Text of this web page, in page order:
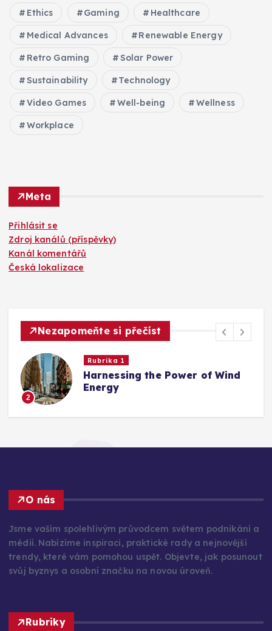
Ethics Gaming Healthcare
Medical Advances Renewable Energy
Retro Gaming Solar Power
Sustainability Technology
Video Games Well-being Wellness
Workplace
Meta
Přihlásit se
Zdroj kanálů (příspěvky)
Kanál komentářů
Česká lokalizace
Nezapomeňte si přečíst
2
Rubrika 1
Harnessing the Power of Wind
Energy
O nás
Jsme vaším spolehlivým průvodcem světem podnikání a
médií. Nabízíme inspiraci, praktické rady a nejnovější
trendy, které vám pomohou uspět. Objevte, jak posunout
svůj byznys a osobní značku na novou úroveň.
Rubriky